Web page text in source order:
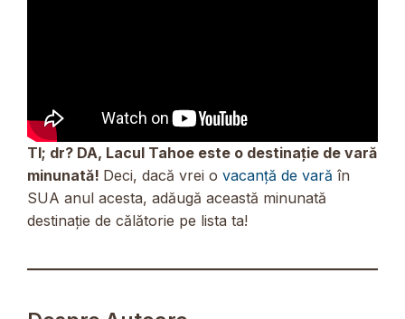
Tl; dr? DA, Lacul Tahoe este o destinație de vară
minunată! Deci, dacă vrei o vacanță de vară în
SUA anul acesta, adăugă această minunată
destinație de călătorie pe lista ta!